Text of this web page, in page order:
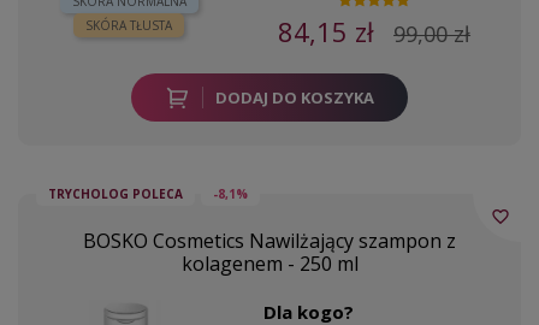
SKÓRA TŁUSTA
84,15 zł 99,00 zł
DODAJ DO KOSZYKA
TRYCHOLOG POLECA -8,1%
BOSKO Cosmetics Nawilżający szampon z
kolagenem - 250 ml
Dla kogo?
favorite_border